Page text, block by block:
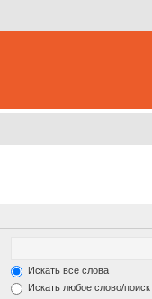
Искать все слова
Искать любое слово/